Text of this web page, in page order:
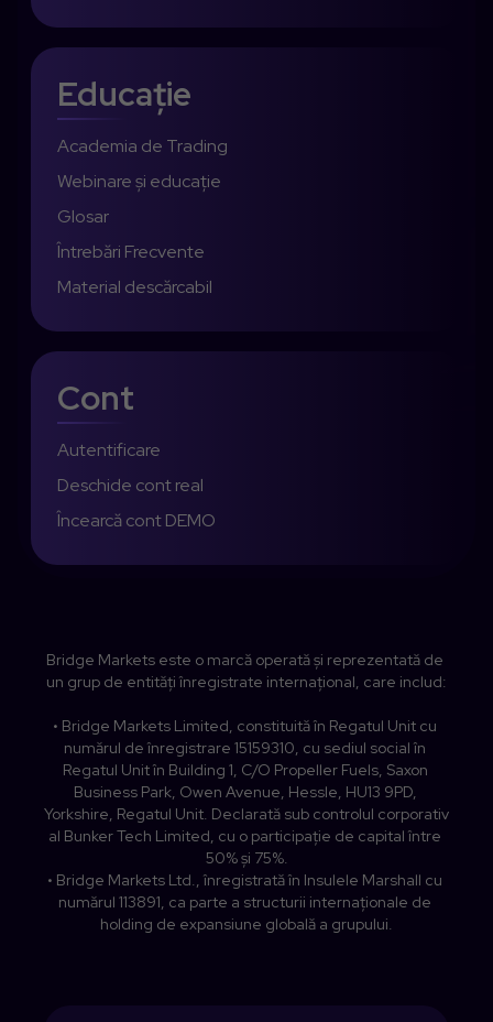
Educație
Academia de Trading
Webinare și educație
Glosar
Întrebări Frecvente
Material descărcabil
Cont
Autentificare
Deschide cont real
Încearcă cont DEMO
Bridge Markets este o marcă operată și reprezentată de
un grup de entități înregistrate internațional, care includ:
• Bridge Markets Limited, constituită în Regatul Unit cu
numărul de înregistrare 15159310, cu sediul social în
Regatul Unit în Building 1, C/O Propeller Fuels, Saxon
Business Park, Owen Avenue, Hessle, HU13 9PD,
Yorkshire, Regatul Unit. Declarată sub controlul corporativ
al Bunker Tech Limited, cu o participație de capital între
50% și 75%.
• Bridge Markets Ltd., înregistrată în Insulele Marshall cu
numărul 113891, ca parte a structurii internaționale de
holding de expansiune globală a grupului.